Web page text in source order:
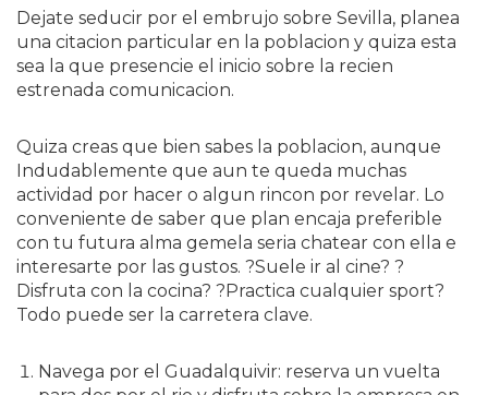
Dejate seducir por el embrujo sobre Sevilla, planea
una citacion particular en la poblacion y quiza esta
sea la que presencie el inicio sobre la recien
estrenada comunicacion.
Quiza creas que bien sabes la poblacion, aunque
Indudablemente que aun te queda muchas
actividad por hacer o algun rincon por revelar. Lo
conveniente de saber que plan encaja preferible
con tu futura alma gemela seri­a chatear con ella e
interesarte por las gustos. ?Suele ir al cine? ?
Disfruta con la cocina? ?Practica cualquier sport?
Todo puede ser la carretera clave.
Navega por el Guadalquivir: reserva un vuelta